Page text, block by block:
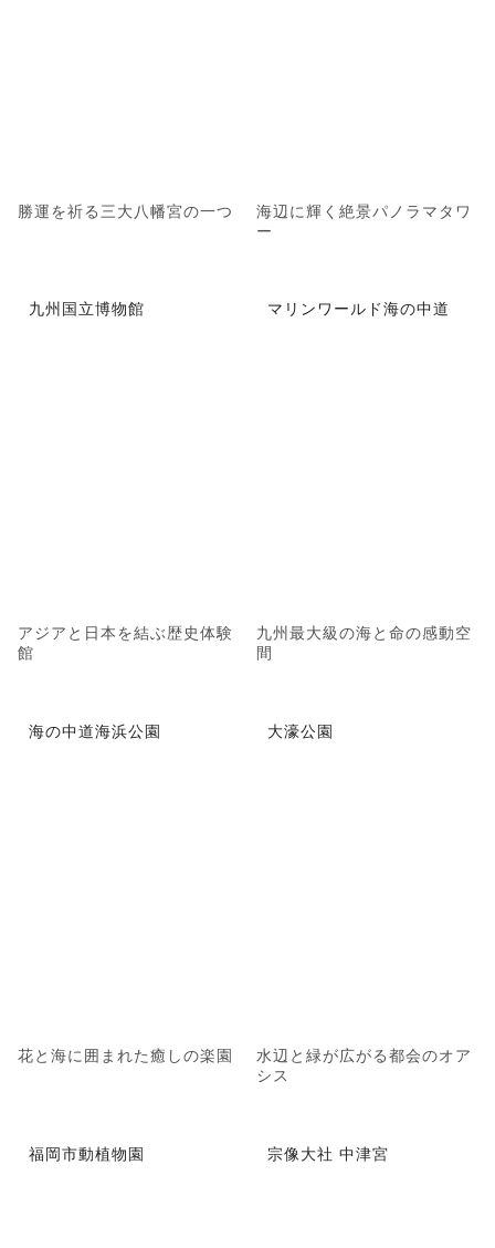
勝運を祈る三大八幡宮の一つ
海辺に輝く絶景パノラマタワ
ー
九州国立博物館
アジアと日本を結ぶ歴史体験
館
マリンワールド海の中道
九州最大級の海と命の感動空
間
海の中道海浜公園
花と海に囲まれた癒しの楽園
大濠公園
水辺と緑が広がる都会のオア
シス
福岡市動植物園 宗像大社 中津宮